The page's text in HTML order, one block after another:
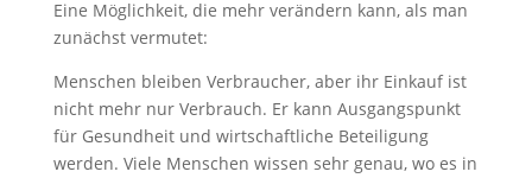
Eine Möglichkeit, die mehr verändern kann, als man
zunächst vermutet:
Menschen bleiben Verbraucher, aber ihr Einkauf ist
nicht mehr nur Verbrauch. Er kann Ausgangspunkt
für Gesundheit und wirtschaftliche Beteiligung
werden. Viele Menschen wissen sehr genau, wo es in